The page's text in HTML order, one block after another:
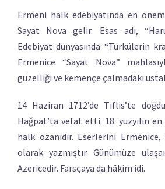
Ermeni halk edebiyatında en
Sayat Nova gelir. Esas adı,
Edebiyat dünyasında “Türkülerin
Ermenice “Sayat Nova”
güzelliği ve kemençe çalmadaki
14 Haziran 1712’de Tiflis’te
Hağpat’ta vefat etti. 18. yüzyılın
halk ozanıdır. Eserlerini
olarak yazmıştır. Günümüze
Azericedir. Farsçaya da hâkim idi.